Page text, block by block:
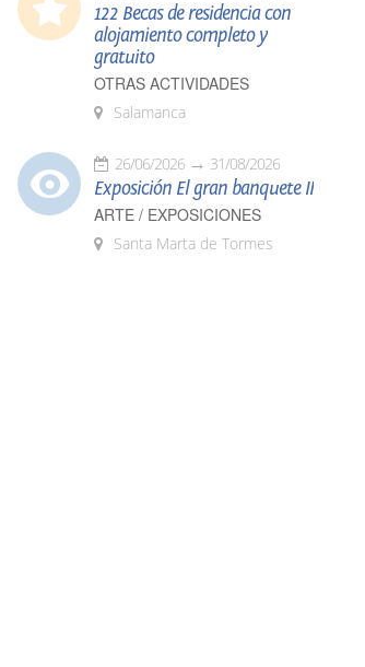
122 Becas de residencia con
alojamiento completo y
gratuito
OTRAS ACTIVIDADES
Salamanca
26/06/2026 31/08/2026
Exposición El gran banquete II
ARTE / EXPOSICIONES
Santa Marta de Tormes